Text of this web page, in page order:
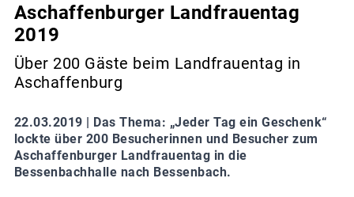
Aschaffenburger Landfrauentag
2019
Über 200 Gäste beim Landfrauentag in
Aschaffenburg
22.03.2019 |
Das Thema: „Jeder Tag ein Geschenk“
lockte über 200 Besucherinnen und Besucher zum
Aschaffenburger Landfrauentag in die
Bessenbachhalle nach Bessenbach.